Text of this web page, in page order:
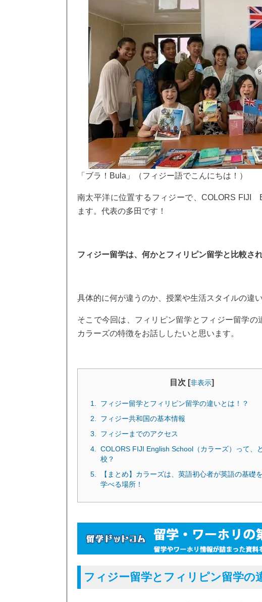
「ブラ！Bula」（フィジー語でこんにちは！）
南太平洋に位置するフィジーで、COLORS FIJI
ます。代表の多田です！
フィジー留学は、何かとフィリピン留学と比較さ
具体的に何が違うのか、授業や生活スタイルの違
そこで今回は、フィリピン留学とフィジー留学
カラーズの特徴をお話ししたいと思います。
目次 [非表示]
フィジー留学とフィリピン留学の違いとは！？
フィジー共和国の基本情報
フィジーまでのアクセス
COLORS FIJI English School（カラーズ）って、
校？
【まとめ】カラーズは、英語初心者が英語の基礎
学べる場所！
フィジー留学とフィリピン留学の